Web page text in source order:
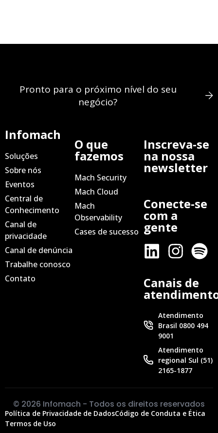
Pronto para o próximo nível do seu
negócio?
Infomach
Soluções
Sobre nós
Eventos
Central de
Conhecimento
Canal de
privacidade
Canal de denúncia
Trabalhe conosco
Contato
O que
fazemos
Mach Security
Mach Cloud
Mach
Observability
Cases de sucesso
Inscreva-se
na nossa
newsletter
Conecte-se
com a
gente
Canais de
Atendimento
Brasil 0800 494
9001
Atendimento
regional Sul (51)
2165-1877
© 2026 Infomach - Todos os direitos reservados
Política de Privacidade de DadosCódigo de Conduta e Ética
Termos de Uso